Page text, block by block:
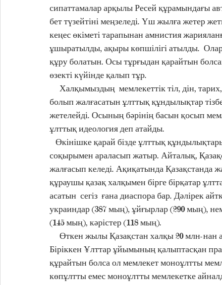
сипаттамалар арқылы Ресей құрамындағы
бет түзейтіні меңзеледі. Үш жылға жетер
кеңес өкіметі тарапынан амнистия
ұшыратылды, ақыры көпшілігі атылды.
құру болатын. Осы тұрғыдан қарайтын
өзекті күйінде қалып тұр.
Халқымыздың  мемлекеттік тіл, дін,
болып жалғасатын ұлттық құндылықтар
жетелейді. Осының бәрінің басын қосып
ұлттық идеология деп атайды.
Өкінішке қарай бізде ұлттық
соқырымен араласып жатыр. Айталық,
жалғасып келеді. Ақиқатында Қазақстанда
құраушы қазақ халқымен бірге бірқатар
асатын  сегіз  ғана диаспора бар. Дәлірек
украиндар (387 мың), ұйғырлар (290 мың),
(145 мың), кәрістер (118 мың).
Өткен жылы Қазақстан халқы 20 млн-нан
Біріккен Ұлттар ұйымының қалыптасқан
құрайтын болса ол мемлекет моноұлтты
көпұлтты емес моноұлтты мемлекетке